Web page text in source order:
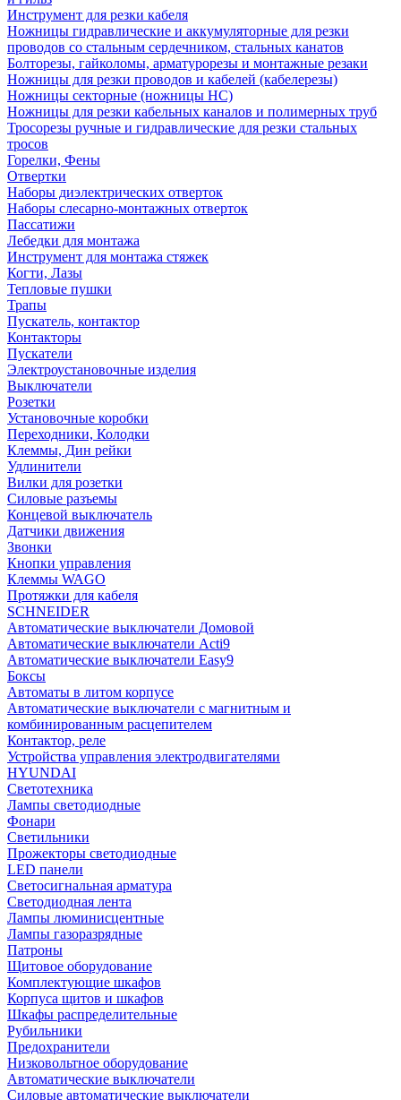
Инструмент для резки кабеля
Ножницы гидравлические и аккумуляторные для резки
проводов со стальным сердечником, стальных канатов
Болторезы, гайколомы, арматурорезы и монтажные резаки
Ножницы для резки проводов и кабелей (кабелерезы)
Ножницы секторные (ножницы НС)
Ножницы для резки кабельных каналов и полимерных труб
Тросорезы ручные и гидравлические для резки стальных
тросов
Горелки, Фены
Отвертки
Наборы диэлектрических отверток
Наборы слесарно-монтажных отверток
Пассатижи
Лебедки для монтажа
Инструмент для монтажа стяжек
Когти, Лазы
Тепловые пушки
Трапы
Пускатель, контактор
Контакторы
Пускатели
Электроустановочные изделия
Выключатели
Розетки
Установочные коробки
Переходники, Колодки
Клеммы, Дин рейки
Удлинители
Вилки для розетки
Силовые разъемы
Концевой выключатель
Датчики движения
Звонки
Кнопки управления
Клеммы WAGO
Протяжки для кабеля
SCHNEIDER
Автоматические выключатели Домовой
Автоматические выключатели Acti9
Автоматические выключатели Easy9
Боксы
Автоматы в литом корпусе
Автоматические выключатели с магнитным и
комбинированным расцепителем
Контактор, реле
Устройства управления электродвигателями
HYUNDAI
Светотехника
Лампы светодиодные
Фонари
Светильники
Прожекторы светодиодные
LED панели
Светосигнальная арматура
Светодиодная лента
Лампы люминисцентные
Лампы газоразрядные
Патроны
Щитовое оборудование
Комплектующие шкафов
Корпуса щитов и шкафов
Шкафы распределительные
Рубильники
Предохранители
Низковольтное оборудование
Автоматические выключатели
Силовые автоматические выключатели